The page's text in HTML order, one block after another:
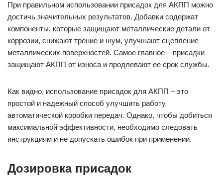
При правильном использовании присадок для АКПП можно
достичь значительных результатов. Добавки содержат
компоненты, которые защищают металлические детали от
коррозии, снижают трение и шум, улучшают сцепление
металлических поверхностей. Самое главное – присадки
защищают АКПП от износа и продлевают ее срок службы.
Как видно, использование присадок для АКПП – это
простой и надежный способ улучшить работу
автоматической коробки передач. Однако, чтобы добиться
максимальной эффективности, необходимо следовать
инструкциям и не допускать ошибок при применении.
Дозировка присадок